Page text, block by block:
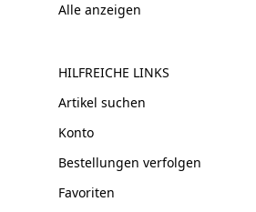
Alle anzeigen
HILFREICHE LINKS
Artikel suchen
Konto
Bestellungen verfolgen
Favoriten